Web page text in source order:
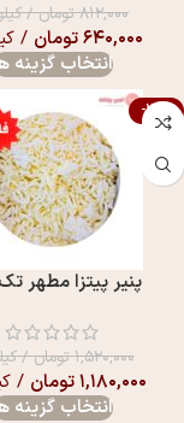
۸۱۲,۰۰۰تومان/
۶۴۰,۰۰۰تومان /
انتخاب گزینه
-22%
پنیر پیتزا مطهر
۱,۵۲۰,۰۰۰تومان/
۱,۱۸۰,۰۰۰تومان /
انتخاب گزینه